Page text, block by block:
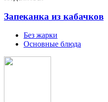
Запеканка из кабачков
Без жарки
Основные блюда